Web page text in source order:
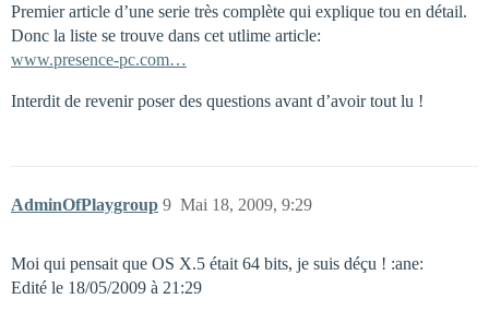
Premier article d’une serie très complète qui explique tou en détail.
Donc la liste se trouve dans cet utlime article:
www.presence-pc.com…
Interdit de revenir poser des questions avant d’avoir tout lu !
AdminOfPlaygroup Mai 18, 2009, 9:29
9
Moi qui pensait que OS X.5 était 64 bits, je suis déçu ! :ane:
Edité le 18/05/2009 à 21:29